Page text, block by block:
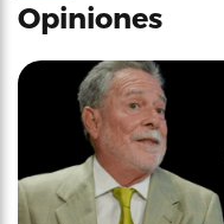
Opiniones